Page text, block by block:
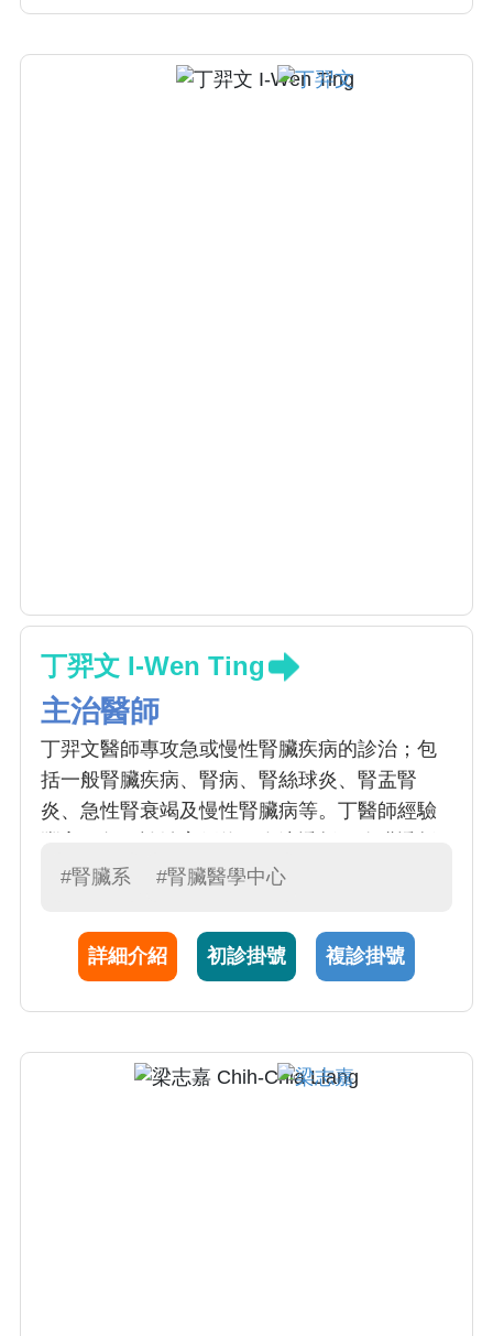
丁羿文 I-Wen Ting
主治醫師
丁羿文醫師專攻急或慢性腎臟疾病的診治；包
括一般腎臟疾病、腎病、腎絲球炎、腎盂腎
炎、急性腎衰竭及慢性腎臟病等。丁醫師經驗
(100 例)、腎臟超音波 (60 例)、一般腎臟病診
電解質異常、水腫、伴隨高血壓等症狀表現；
而慢性腎功能衰竭（簡稱慢性腎衰）的病人必
#腎臟系 #腎臟醫學中心
詳細介紹 初診掛號 複診掛號